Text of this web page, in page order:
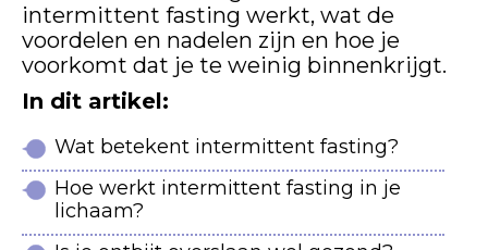
intermittent fasting werkt, wat de
voordelen en nadelen zijn en hoe je
voorkomt dat je te weinig binnenkrijgt.
In dit artikel:
Wat betekent intermittent fasting?
Hoe werkt intermittent fasting in je
lichaam?